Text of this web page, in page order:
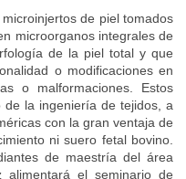
de piel tomados
microorganos integrales de
de la piel total y que
o modificaciones en
o malformaciones. Estos
la ingeniería de tejidos, a
con la gran ventaja de
ni suero fetal bovino.
de maestría del área
el seminario de